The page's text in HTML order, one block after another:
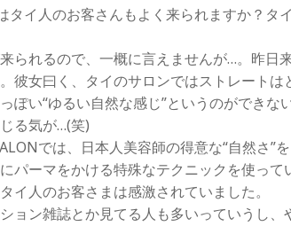
タイ人のお客さんもよく来られますか？タ
られるので、一概に言えませんが…。昨日
彼女曰く、タイのサロンではストレート
ぽい“ゆるい自然な感じ”というのができない
る気が…(笑)
では、日本人美容師の得意な“自然さ”
パーマをかける特殊なテクニックを使っ
イ人のお客さまは感激されていました。
ョン雑誌とか見てる人も多いっていうし